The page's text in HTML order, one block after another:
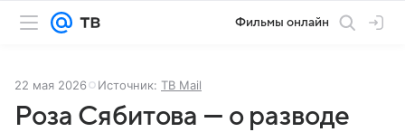
Фильмы онлайн
22 мая 2026 Источник: ТВ Mail
Роза Сябитова — о разводе